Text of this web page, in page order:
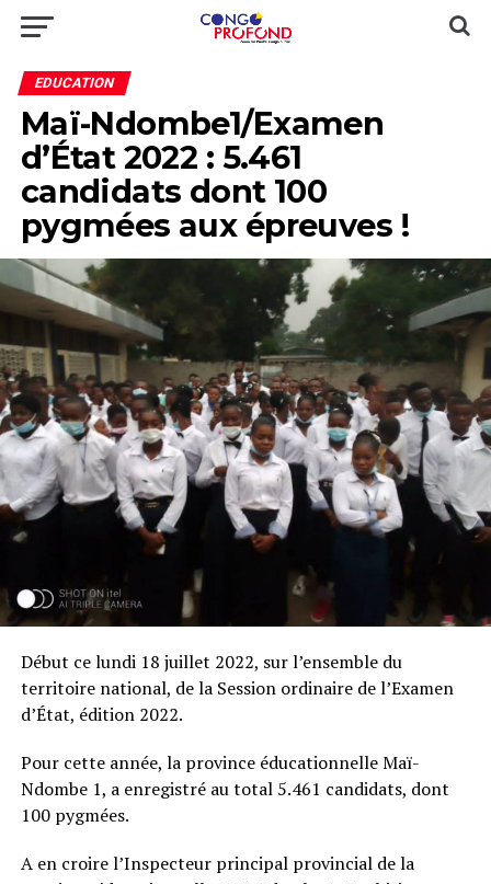
EDUCATION
Maï-Ndombe1/Examen
d’État 2022 : 5.461
candidats dont 100
pygmées aux épreuves !
Début ce lundi 18 juillet 2022, sur l’ensemble du
territoire national, de la Session ordinaire de l’Examen
d’État, édition 2022.
Pour cette année, la province éducationnelle Maï-
Ndombe 1, a enregistré au total 5.461 candidats, dont
100 pygmées.
A en croire l’Inspecteur principal provincial de la